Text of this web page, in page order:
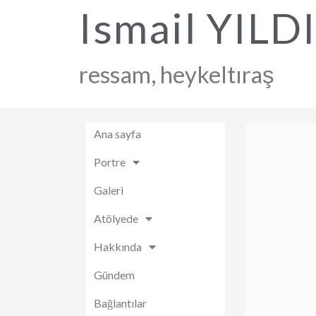
Ismail
ressam, heykeltıraş
Ana sayfa
Portre
Galeri
Atölyede
Hakkında
Gündem
Bağlantılar